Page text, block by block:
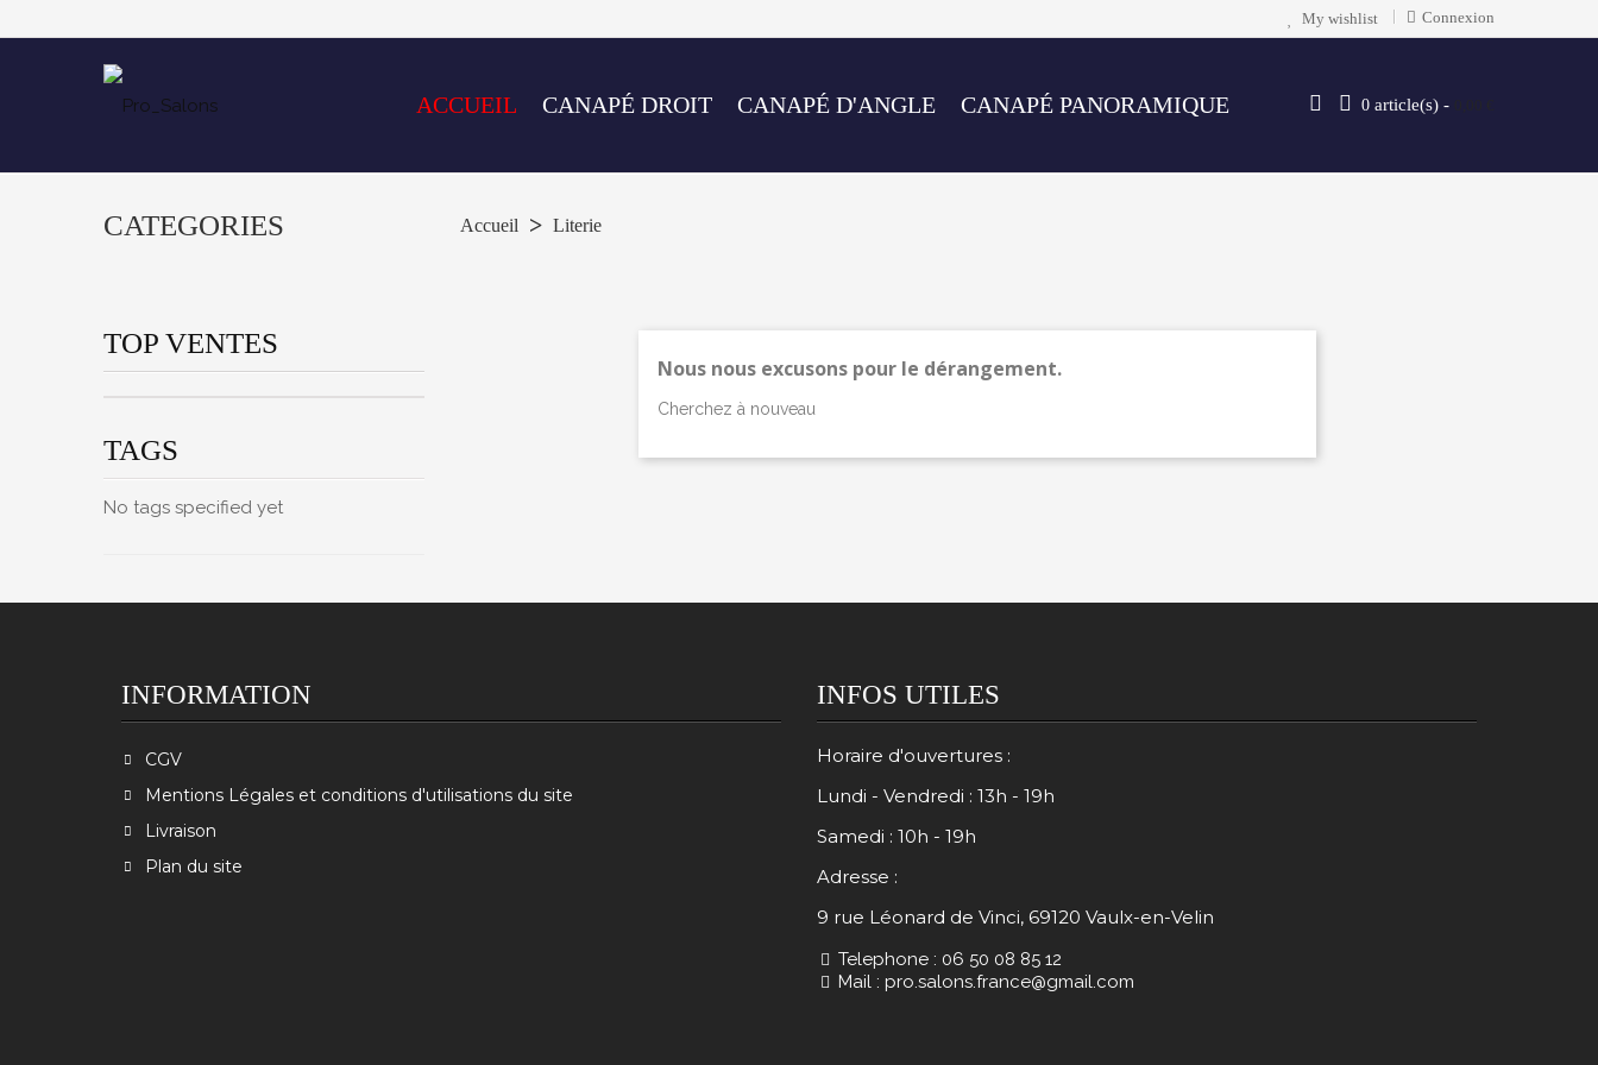
My wishlist Connexion
0 article(s) - 0,00 €
ACCUEIL CANAPÉ DROIT CANAPÉ D'ANGLE CANAPÉ PANORAMIQUE
CATEGORIES
TOP VENTES
TAGS
No tags specified yet
Accueil Literie
Nous nous excusons pour le dérangement.
Cherchez à nouveau
INFORMATION
CGV
Mentions Légales et conditions d'utilisations du site
Livraison
Plan du site
INFOS UTILES
Horaire d'ouvertures :
Lundi - Vendredi : 13h - 19h
Samedi : 10h - 19h
Adresse :
9 rue Léonard de Vinci, 69120 Vaulx-en-Velin
Telephone : 06 50 08 85 12
Mail : pro.salons.france@gmail.com